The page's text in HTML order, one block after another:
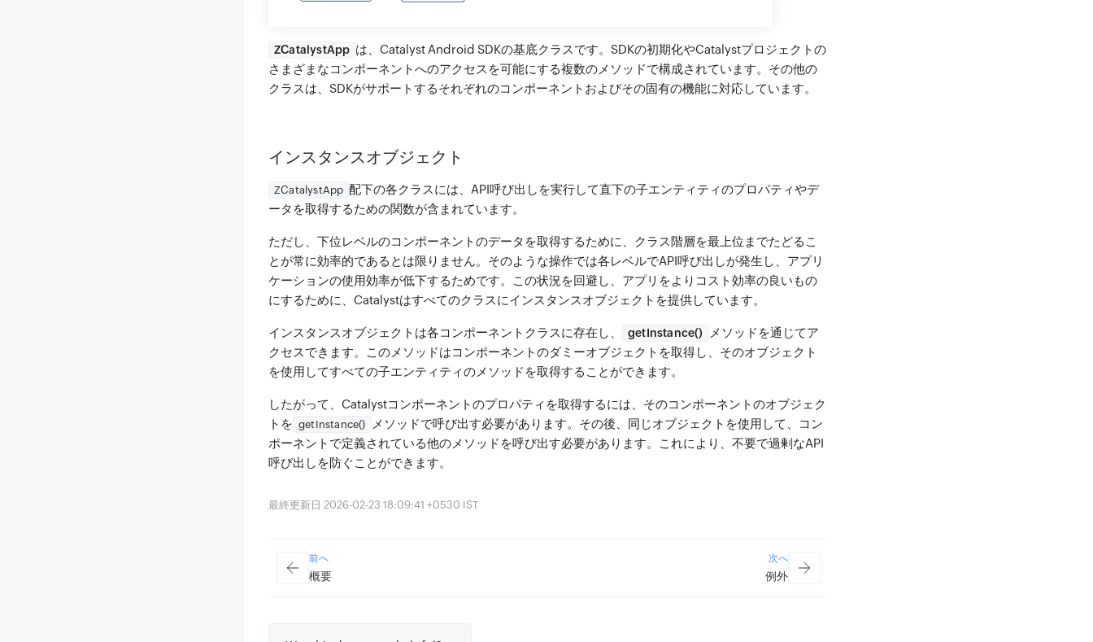
ZCatalystApp は、Catalyst Android SDKの基底クラスです。SDKの初期化やCatalystプロジェクトの
さまざまなコンポーネントへのアクセスを可能にする複数のメソッドで構成されています。その他の
クラスは、SDKがサポートするそれぞれのコンポーネントおよびその固有の機能に対応しています。
インスタンスオブジェクト
ZCatalystApp 配下の各クラスには、API呼び出しを実行して直下の子エンティティのプロパティやデ
ータを取得するための関数が含まれています。
ただし、下位レベルのコンポーネントのデータを取得するために、クラス階層を最上位までたどるこ
とが常に効率的であるとは限りません。そのような操作では各レベルでAPI呼び出しが発生し、アプリ
ケーションの使用効率が低下するためです。この状況を回避し、アプリをよりコスト効率の良いもの
にするために、Catalystはすべてのクラスにインスタンスオブジェクトを提供しています。
インスタンスオブジェクト は各コンポーネントクラスに存在し、 getInstance()
メソッドを通じてア
クセスできます。このメソッドはコンポーネントのダミーオブジェクトを取得し、そのオブジェクト
を使用してすべての子エンティティのメソッドを取得することができます。
したがって、Catalystコンポーネントのプロパティを取得するには、そのコンポーネントのオブジェク
トを getInstance()
メソッドで呼び出す必要があります。その後、同じオブジェクトを使用して、コン
ポーネントで定義されている他のメソッドを呼び出す必要があります。これにより、不要で過剰なAPI
呼び出しを防ぐことができます。
最終更新日 2026-02-23 18:09:41 +0530 IST
前へ
概要
次へ
例外